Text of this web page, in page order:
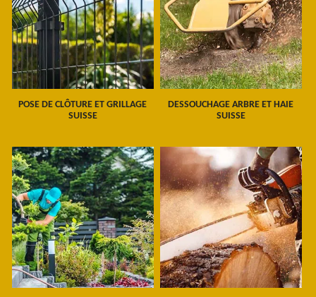
POSE DE CLÔTURE ET GRILLAGE
SUISSE
DESSOUCHAGE ARBRE ET HAIE
SUISSE